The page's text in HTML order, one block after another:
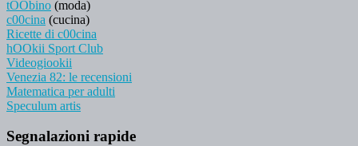
tOObino (moda)
c00cina (cucina)
Ricette di c00cina
hOOkii Sport Club
Videogiookii
Venezia 82: le recensioni
Matematica per adulti
Speculum artis
Segnalazioni rapide